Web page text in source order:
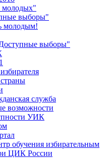
молодых"
выборы"
молодым!
выборы"
служба
возможности
УИК
обучения избирательным
ЦИК России